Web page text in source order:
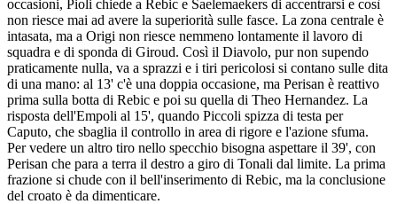
occasioni, Pioli chiede a Rebic e Saelemaekers di accentrarsi e così
non riesce mai ad avere la superiorità sulle fasce. La zona centrale è
intasata, ma a Origi non riesce nemmeno lontamente il lavoro di
squadra e di sponda di Giroud. Così il Diavolo, pur non supendo
praticamente nulla, va a sprazzi e i tiri pericolosi si contano sulle dita
di una mano: al 13' c'è una doppia occasione, ma Perisan è reattivo
prima sulla botta di Rebic e poi su quella di Theo Hernandez. La
risposta dell'Empoli al 15', quando Piccoli spizza di testa per
Caputo, che sbaglia il controllo in area di rigore e l'azione sfuma.
Per vedere un altro tiro nello specchio bisogna aspettare il 39', con
Perisan che para a terra il destro a giro di Tonali dal limite. La prima
frazione si chude con il bell'inserimento di Rebic, ma la conclusione
del croato è da dimenticare.